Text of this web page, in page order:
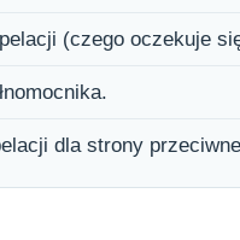
(czego oczekuje
dla strony